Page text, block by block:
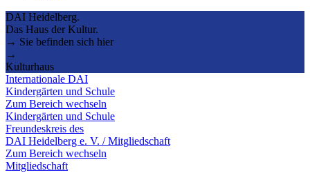
DAI Heidelberg.
Das Haus der Kultur.
→ Sie befinden sich hier
→
Kulturhaus
Internationale DAI
Kindergärten und Schule
Zum Bereich wechseln
Kindergärten und Schule
Freundeskreis des
DAI Heidelberg e. V. / Mitgliedschaft
Zum Bereich wechseln
Mitgliedschaft